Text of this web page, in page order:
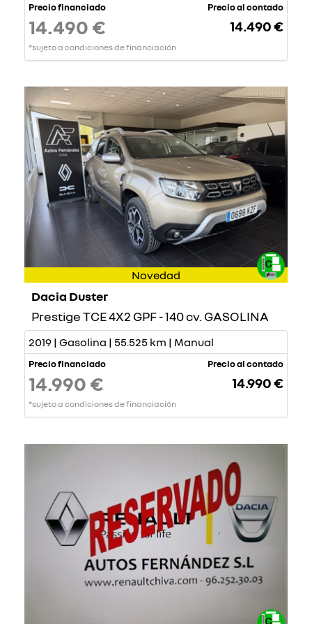
Precio financiado
14.490 €
*sujeto a condiciones de financiación
Precio al contado
14.490 €
Novedad
Dacia Duster
Prestige TCE 4X2 GPF - 140 cv. GASOLINA
2019 | Gasolina | 55.525 km | Manual
Precio financiado
14.990 €
*sujeto a condiciones de financiación
Precio al contado
14.990 €